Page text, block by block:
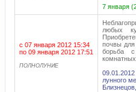
7 января
с 07 января 2012 15:34
по 09 января 2012 17:51
ПОЛНОЛУНИЕ
любых
почвы
борьба
лунного